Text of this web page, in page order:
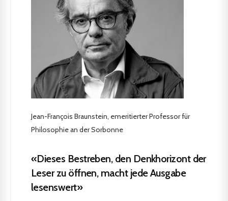
Jean-François Braunstein, emeritierter Professor für
Philosophie an der Sorbonne
«Dieses Bestreben, den Denkhorizont der
Leser zu öffnen, macht jede Ausgabe
lesenswert»